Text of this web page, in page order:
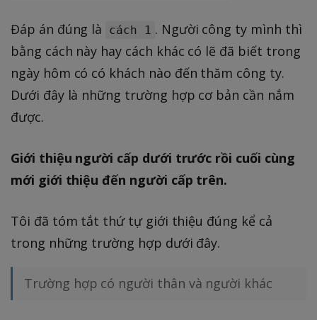
Đáp án đúng là cách 1 . Người công ty mình thì
bằng cách này hay cách khác có lẽ đã biết trong
ngày hôm có có khách nào đến thăm công ty.
Dưới đây là những trường hợp cơ bản cần nắm
được.
Giới thiệu người cấp dưới trước rồi cuối cùng
mới giới thiệu đến người cấp trên.
Tôi đã tóm tắt thứ tự giới thiệu đúng kể cả
trong những trường hợp dưới đây.
Trường hợp có người thân và người khác